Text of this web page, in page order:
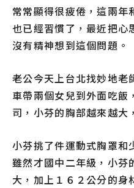
常常顯得很疲倦，這兩年
也已經習慣了，最近把心
沒有精神想到這個問題。
老公今天上台北找妙地老
車帶兩個女兒到外面吃飯
司，小芬的胸部越來越大
小芬挑了件運動式胸罩和
雖然才國中二年級，小芬
大，加上１６２公分的身